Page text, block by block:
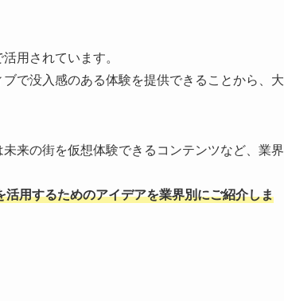
用されています。
で没入感のある体験を提供できることから、大
来の街を仮想体験できるコンテンツなど、業界
用するためのアイデアを業界別にご紹介しま